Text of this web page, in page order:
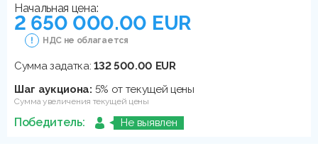
Начальная цена:
2 650 000.00 EUR
НДС не облагается
Сумма задатка:132 500.00 EUR
Шаг аукциона: 5% от текущей цены
Сумма увеличения текущей цены
Победитель: Не выявлен